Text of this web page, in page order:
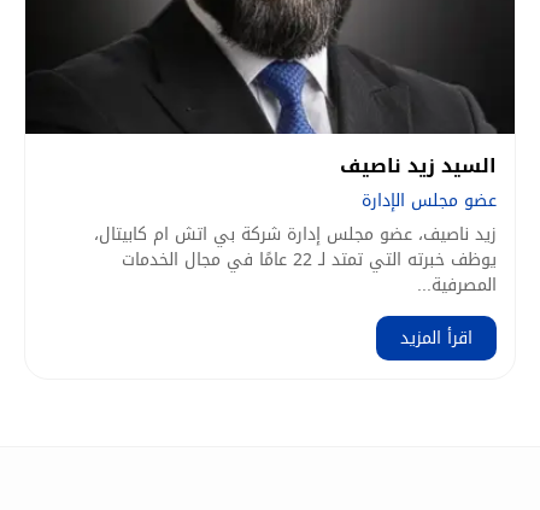
السيد زيد ناصيف
عضو مجلس الإدارة
زيد ناصيف، عضو مجلس إدارة شركة بي اتش ام كابيتال،
يوظف خبرته التي تمتد لـ 22 عامًا في مجال الخدمات
المصرفية...
اقرأ المزيد